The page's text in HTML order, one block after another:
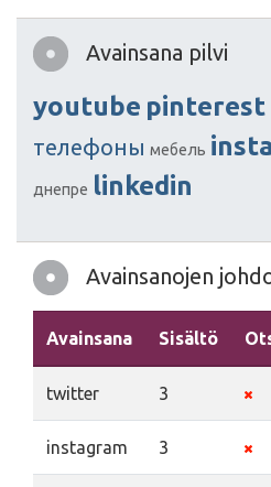
Avainsana pilvi
youtube pinterest
телефоны мебель
днепре linkedin
Avainsanojen
Avainsana Sisältö
twitter 3
instagram 3